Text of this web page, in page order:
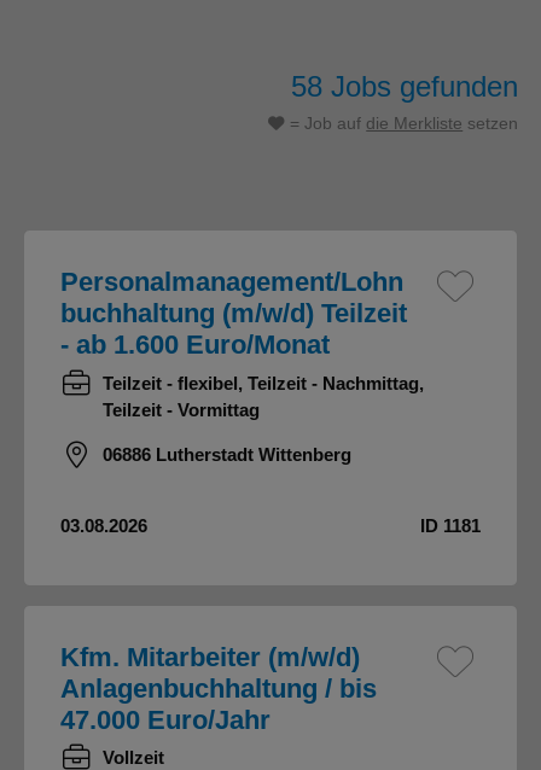
58 Jobs gefunden
= Job auf die Merkliste setzen
Personalmanagement/Lohn
buchhaltung (m/w/d) Teilzeit
- ab 1.600 Euro/Monat
Teilzeit - flexibel, Teilzeit - Nachmittag,
Teilzeit - Vormittag
06886 Lutherstadt Wittenberg
03.08.2026 ID 1181
Kfm. Mitarbeiter (m/w/d)
Anlagenbuchhaltung / bis
47.000 Euro/Jahr
Vollzeit